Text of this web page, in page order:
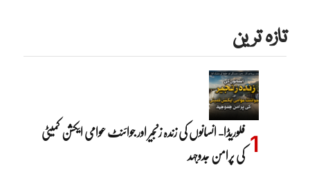
تازہ ترین
فلوریڈا- انسانوں کی زندہ زنجیر اور جوائنٹ عوامی ایکشن کمیٹی
کی پرامن جدوجہد